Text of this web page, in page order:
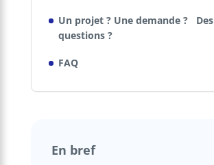
Un projet ? Une demande ? Des
questions ?
FAQ
En bref